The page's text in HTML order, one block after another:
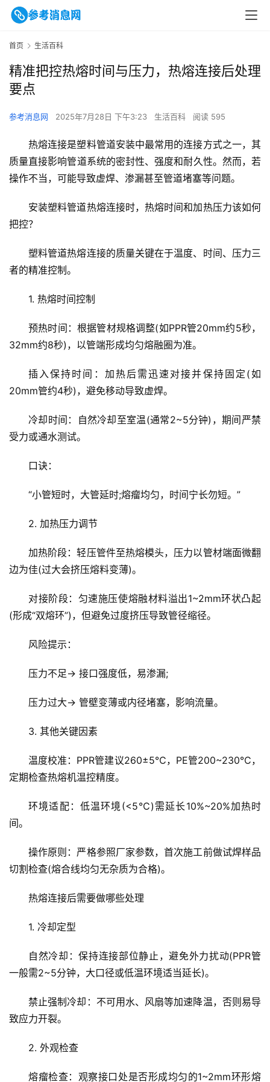
首页 生活百科
精准把控热熔时间与压力，热熔连接后处理
要点
参考消息网 2025年7月28日 下午3:23 生活百科 阅读 595
热熔连接是塑料管道安装中最常用的连接方式之一，其
质量直接影响管道系统的密封性、强度和耐久性。然而，若
操作不当，可能导致虚焊、渗漏甚至管道堵塞等问题。
安装塑料管道热熔连接时，热熔时间和加热压力该如何
把控？
塑料管道热熔连接的质量关键在于温度、时间、压力三
者的精准控制。
1. 热熔时间控制
预热时间：根据管材规格调整(如PPR管20mm约5秒，
32mm约8秒)，以管端形成均匀熔融圈为准。
插入保持时间：加热后需迅速对接并保持固定(如
20mm管约4秒)，避免移动导致虚焊。
冷却时间：自然冷却至室温(通常2~5分钟)，期间严禁
受力或通水测试。
口诀：
“小管短时，大管延时;熔瘤均匀，时间宁长勿短。”
2. 加热压力调节
加热阶段：轻压管件至热熔模头，压力以管材端面微翻
边为佳(过大会挤压熔料变薄)。
对接阶段：匀速施压使熔融材料溢出1~2mm环状凸起
(形成“双熔环”)，但避免过度挤压导致管径缩径。
风险提示：
压力不足→ 接口强度低，易渗漏;
压力过大→ 管壁变薄或内径堵塞，影响流量。
3. 其他关键因素
温度校准：PPR管建议260±5℃，PE管200~230℃，
定期检查热熔机温控精度。
环境适配：低温环境(<5℃)需延长10%~20%加热时
间。
操作原则：严格参照厂家参数，首次施工前做试焊样品
切割检查(熔合线均匀无杂质为合格)。
热熔连接后需要做哪些处理
1. 冷却定型
自然冷却：保持连接部位静止，避免外力扰动(PPR管
一般需2~5分钟，大口径或低温环境适当延长)。
禁止强制冷却：不可用水、风扇等加速降温，否则易导
致应力开裂。
2. 外观检查
熔瘤检查：观察接口处是否形成均匀的1~2mm环形熔